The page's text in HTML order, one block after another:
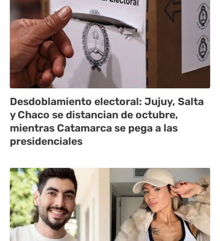
Desdoblamiento electoral: Jujuy, Salta
y Chaco se distancian de octubre,
mientras Catamarca se pega a las
presidenciales